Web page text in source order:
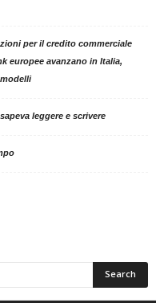
per il credito commerciale
europee avanzano in Italia,
leggere e scrivere